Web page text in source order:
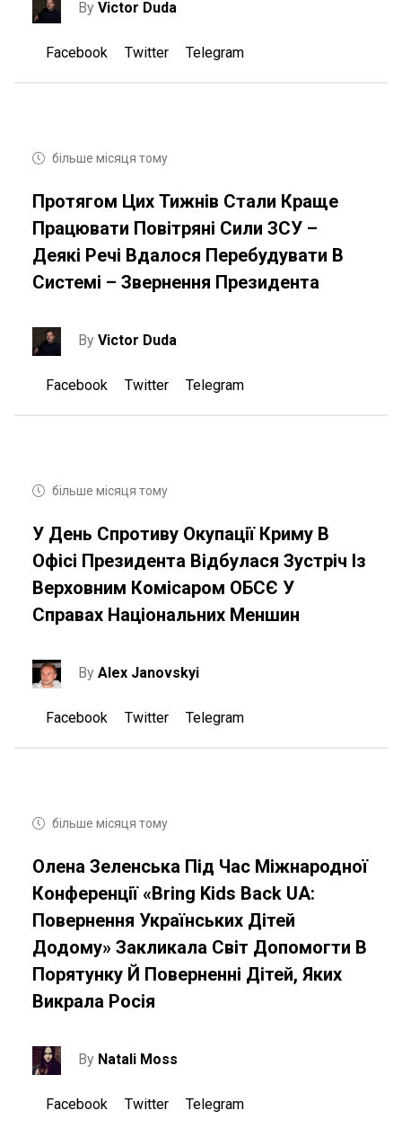
ByVictor Duda
Facebook Twitter Telegram
більше місяця тому
Протягом Цих Тижнів Стали Краще
Працювати Повітряні Сили ЗСУ –
Деякі Речі Вдалося Перебудувати В
Системі – Звернення Президента
ByVictor Duda
Facebook Twitter Telegram
більше місяця тому
У День Спротиву Окупації Криму В
Офісі Президента Відбулася Зустріч Із
Верховним Комісаром ОБСЄ У
Справах Національних Меншин
ByAlex Janovskyi
Facebook Twitter Telegram
більше місяця тому
Олена Зеленська Під Час Міжнародної
Конференції «Bring Kids Back UA:
Повернення Українських Дітей
Додому» Закликала Світ Допомогти В
Порятунку Й Поверненні Дітей, Яких
Викрала Росія
By Natali Moss
Facebook Twitter Telegram